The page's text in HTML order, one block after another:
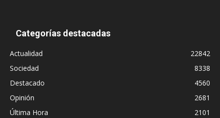
Categorías destacadas
Actualidad
22842
Sociedad
8338
Destacado
4560
Opinión
2681
Última Hora
2101